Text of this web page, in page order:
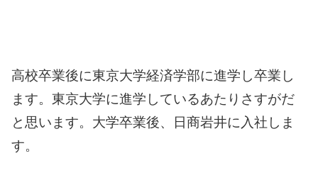
高校卒業後に東京大学経済学部に進学し卒業し
ます。 東京大学に進学しているあたりさすがだ
と思います。 大学卒業後、日商岩井に入社しま
す。